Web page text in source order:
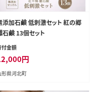
添加石鹸 低刺激セット 紅の郷
石鹸 13個セット
付金額
円
形県河北町